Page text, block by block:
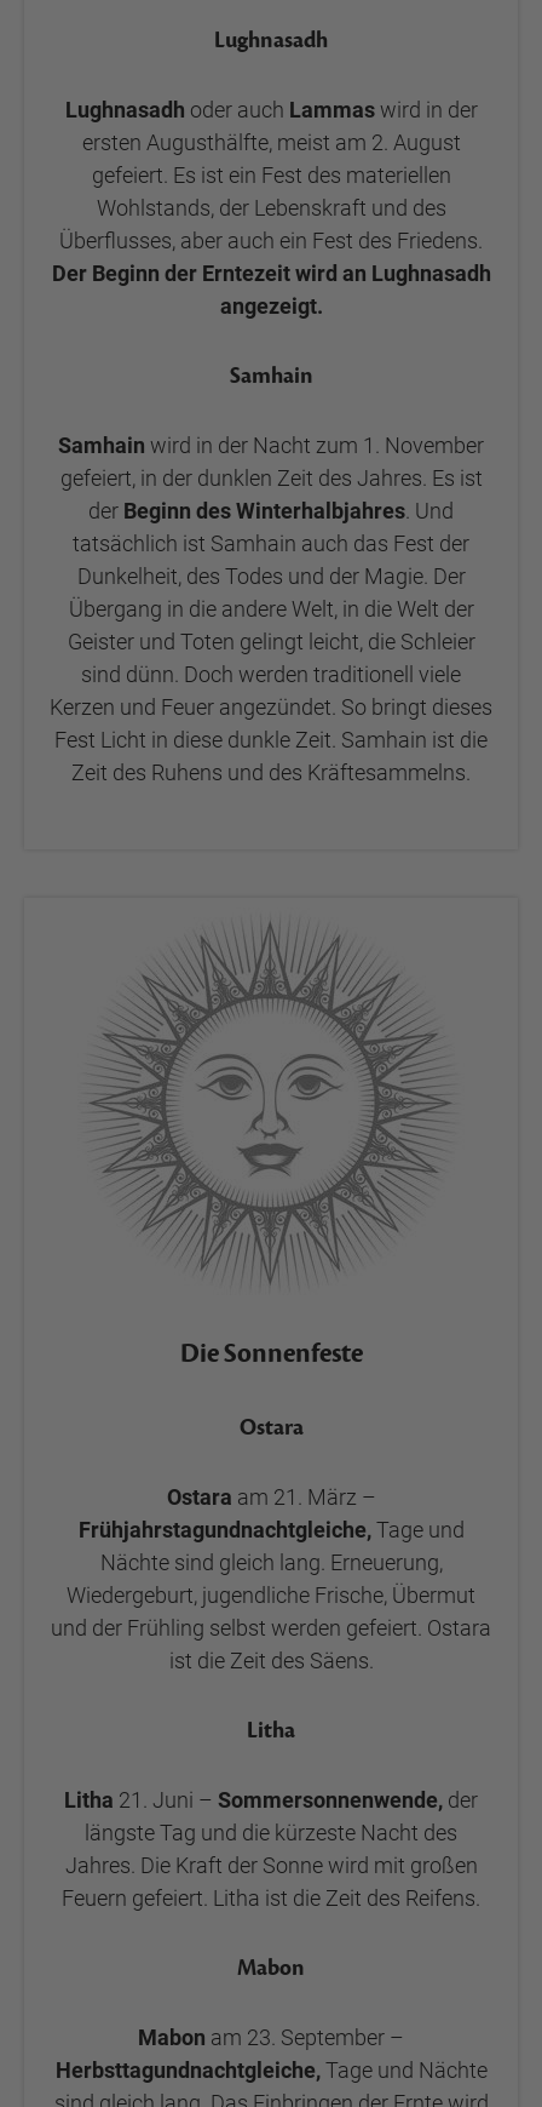
Lughnasadh
Lughnasadh oder auch Lammaswird in der
ersten Augusthälfte, meist am 2. August
gefeiert. Es ist ein Fest des materiellen
Wohlstands, der Lebenskraft und des
Überflusses, aber auch ein Fest des Friedens.
Der Beginn der Erntezeit wird an Lughnasadh
angezeigt.
Samhain
Samhain wird in der Nacht zum 1. November
gefeiert, in der dunklen Zeit des Jahres. Es ist
der Beginn des Winterhalbjahres . Und
tatsächlich ist Samhain auch das Fest der
Dunkelheit, des Todes und der Magie. Der
Übergang in die andere Welt, in die Welt der
Geister und Toten gelingt leicht, die Schleier
sind dünn. Doch werden traditionell viele
Kerzen und Feuer angezündet. So bringt dieses
Fest Licht in diese dunkle Zeit. Samhain ist die
Zeit des Ruhens und des Kräftesammelns.
Die Sonnenfeste
Ostara
Ostara am 21. März –
Frühjahrstagundnachtgleiche,Tage und
Nächte sind gleich lang. Erneuerung,
Wiedergeburt, jugendliche Frische, Übermut
und der Frühling selbst werden gefeiert. Ostara
ist die Zeit des Säens.
Litha
Litha 21. Juni – Sommersonnenwende, der
längste Tag und die kürzeste Nacht des
Jahres. Die Kraft der Sonne wird mit großen
Feuern gefeiert. Litha ist die Zeit des Reifens.
Mabon
Mabon am 23. September –
Herbsttagundnachtgleiche,Tage und Nächte